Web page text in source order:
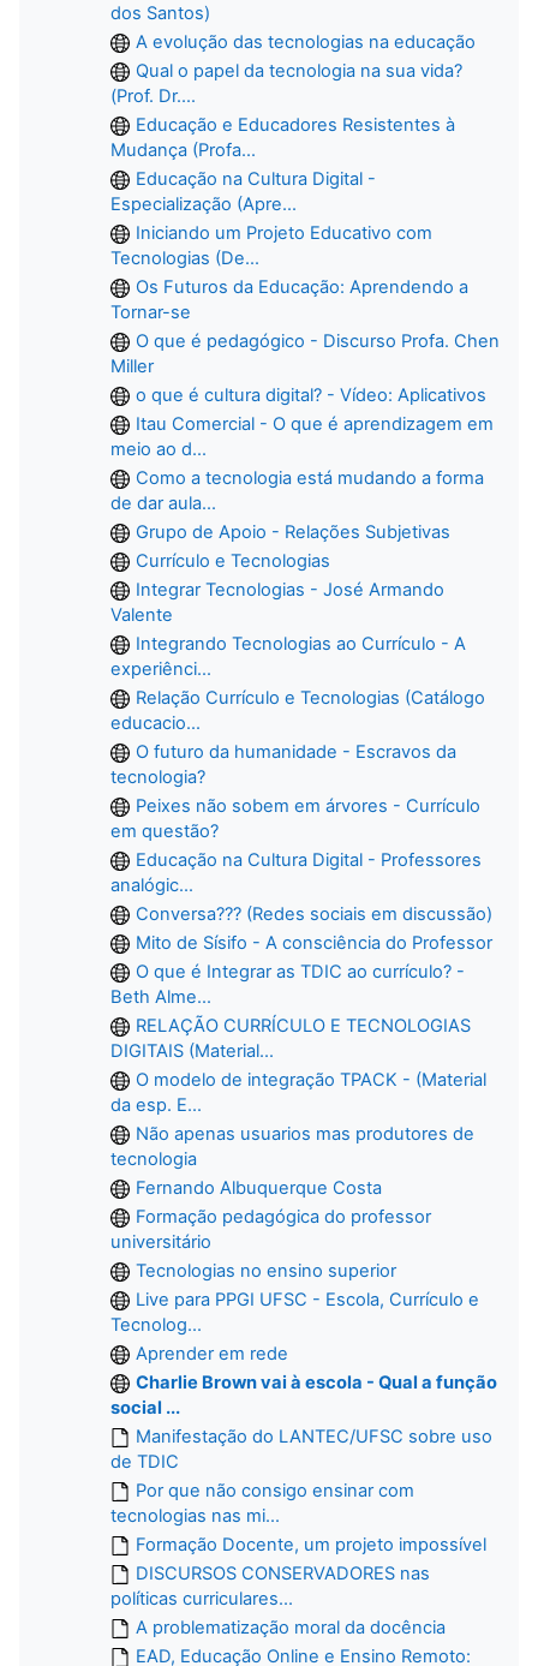
dos Santos)
A evolução das tecnologias na educação
Qual o papel da tecnologia na sua vida?
(Prof. Dr....
Educação e Educadores Resistentes à
Mudança (Profa...
Educação na Cultura Digital -
Especialização (Apre...
Iniciando um Projeto Educativo com
Tecnologias (De...
Os Futuros da Educação: Aprendendo a
Tornar-se
O que é pedagógico - Discurso Profa. Chen
Miller
o que é cultura digital? - Vídeo: Aplicativos
Itau Comercial - O que é aprendizagem em
meio ao d...
Como a tecnologia está mudando a forma
de dar aula...
Grupo de Apoio - Relações Subjetivas
Currículo e Tecnologias
Integrar Tecnologias - José Armando
Valente
Integrando Tecnologias ao Currículo - A
experiênci...
Relação Currículo e Tecnologias (Catálogo
educacio...
O futuro da humanidade - Escravos da
tecnologia?
Peixes não sobem em árvores - Currículo
em questão?
Educação na Cultura Digital - Professores
analógic...
Conversa??? (Redes sociais em discussão)
Mito de Sísifo - A consciência do Professor
O que é Integrar as TDIC ao currículo? -
Beth Alme...
RELAÇÃO CURRÍCULO E TECNOLOGIAS
DIGITAIS (Material...
O modelo de integração TPACK - (Material
da esp. E...
Não apenas usuarios mas produtores de
tecnologia
Fernando Albuquerque Costa
Formação pedagógica do professor
universitário
Tecnologias no ensino superior
Live para PPGI UFSC - Escola, Currículo e
Tecnolog...
Aprender em rede
Charlie Brown vai à escola - Qual a função
social ...
Manifestação do LANTEC/UFSC sobre uso
de TDIC
Por que não consigo ensinar com
tecnologias nas mi...
Formação Docente, um projeto impossível
DISCURSOS CONSERVADORES nas
políticas curriculares...
A problematização moral da docência
EAD, Educação Online e Ensino Remoto: